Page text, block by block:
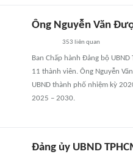
Ông Nguyễn Văn
353 liên quan
Ban Chấp hành Đảng bộ
11 thành viên. Ông Nguyễn
UBND thành phố nhiệm kỳ
2025 – 2030.
Đảng ủy UBND